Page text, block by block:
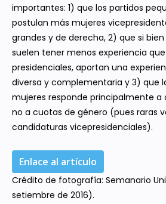
importantes: 1) que los partidos
postulan más mujeres
grandes y de derecha, 2) que si
suelen tener menos experiencia
presidenciales, aportan una
diversa y complementaria y 3) que
mujeres responde principalmente a
no a cuotas de género (pues raras
candidaturas vicepresidenciales).
Enlace al artículo
Crédito de fotografía: Semanario
setiembre de 2016).